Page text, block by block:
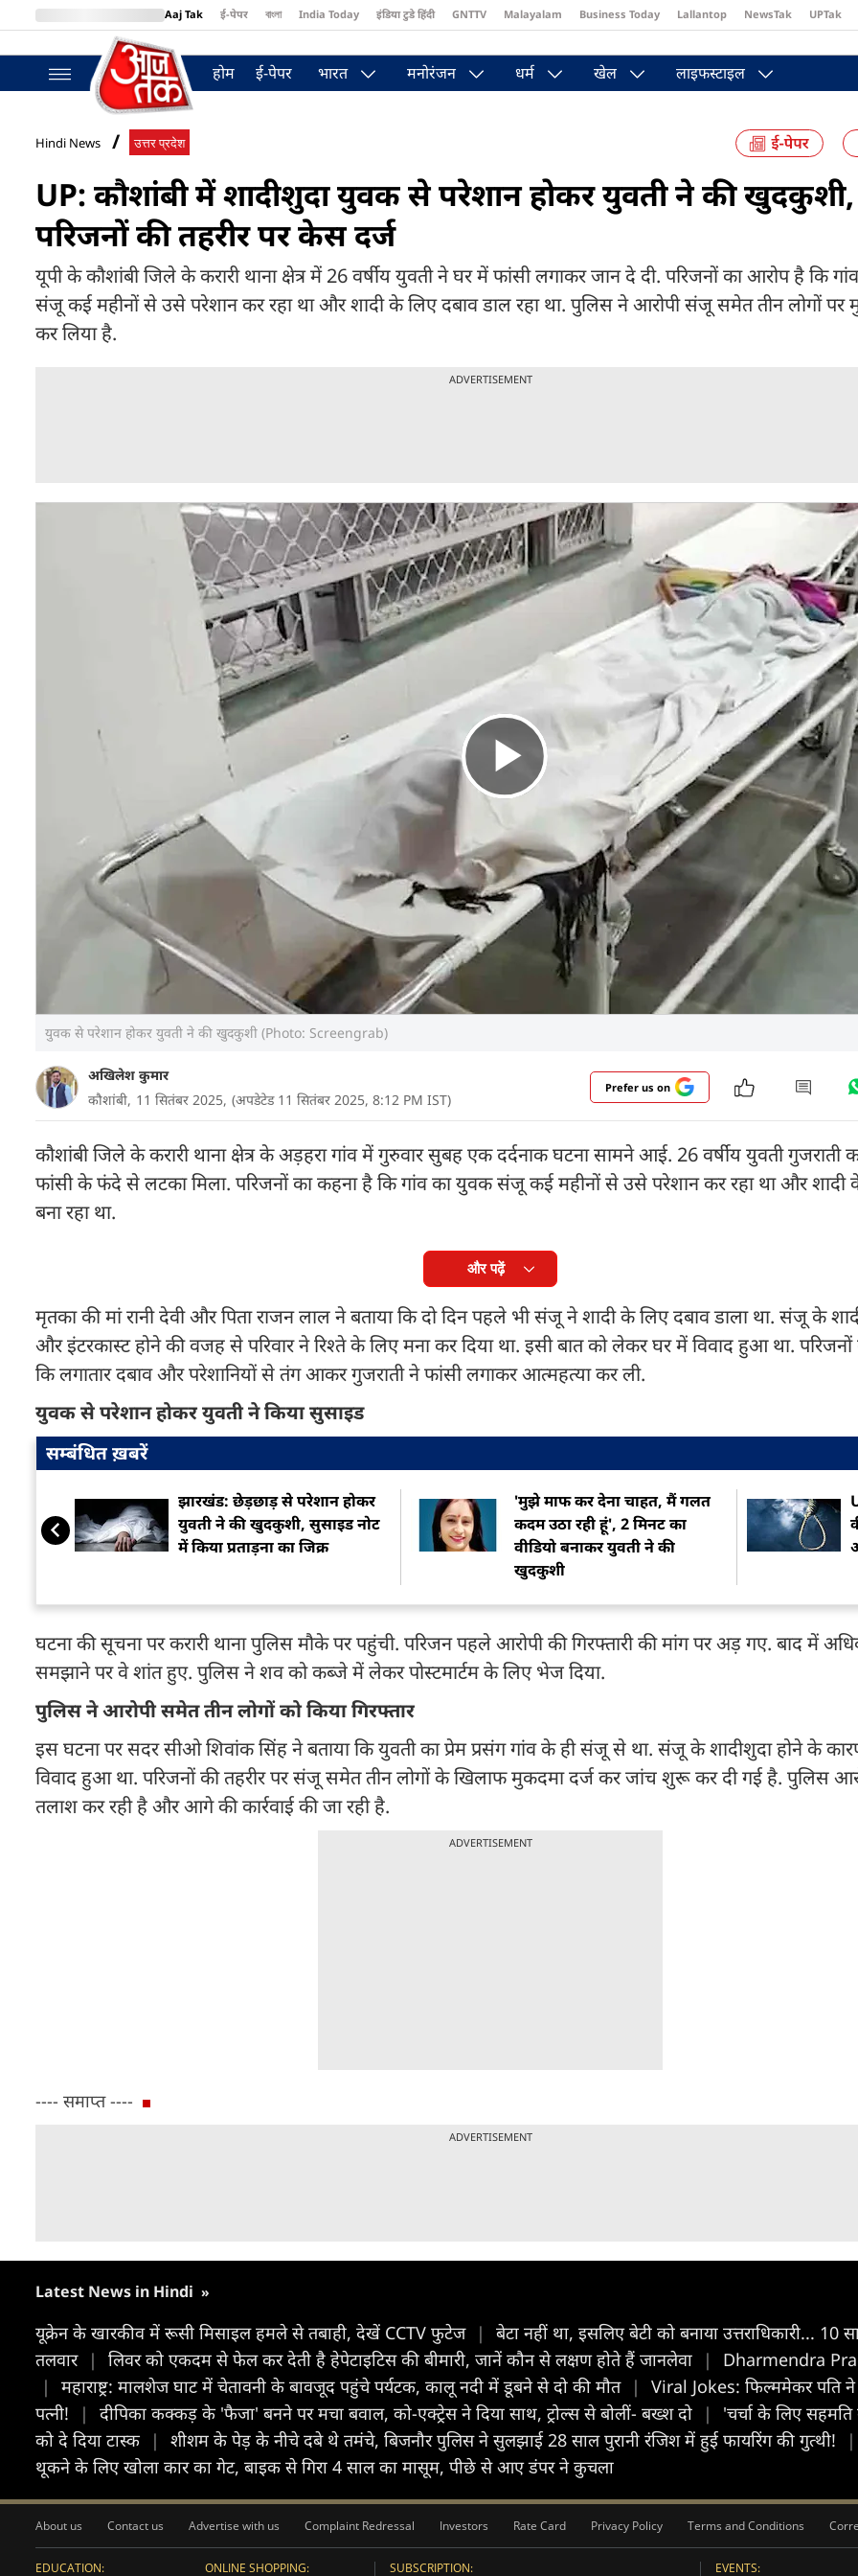
Aaj Tak ई-पेपर বাংলা India Today इंडिया टुडे हिंदी GNTTV Malayalam Business Today Lallantop NewsTak UPTak
BT Bazaar
होम ई-पेपर भारत मनोरंजन धर्म खेल लाइफस्टाइल
Hindi News उत्तर प्रदेश
UP: कौशांबी में शादीशुदा युवक से परेशान होकर युवती ने की खुदकुशी,
परिजनों की तहरीर पर केस दर्ज
यूपी के कौशांबी जिले के करारी थाना क्षेत्र में 26 वर्षीय युवती ने घर में फांसी लगाकर जान दे दी. परिजनों का आरोप है कि
संजू कई महीनों से उसे परेशान कर रहा था और शादी के लिए दबाव डाल रहा था. पुलिस ने आरोपी संजू समेत तीन लोगों पर
कर लिया है.
ADVERTISEMENT
युवक से परेशान होकर युवती ने की खुदकुशी (Photo: Screengrab)
अखिलेश कुमार
कौशांबी, 11 सितंबर 2025, (अपडेटेड 11 सितंबर 2025, 8:12 PM IST)
Prefer us on
कौशांबी जिले के करारी थाना क्षेत्र के अड़हरा गांव में गुरुवार सुबह एक दर्दनाक घटना सामने आई. 26 वर्षीय युवती गुजराती
फांसी के फंदे से लटका मिला. परिजनों का कहना है कि गांव का युवक संजू कई महीनों से उसे परेशान कर रहा था और शादी
बना रहा था.
और पढ़ें
मृतका की मां रानी देवी और पिता राजन लाल ने बताया कि दो दिन पहले भी संजू ने शादी के लिए दबाव डाला था. संजू के
और इंटरकास्ट होने की वजह से परिवार ने रिश्ते के लिए मना कर दिया था. इसी बात को लेकर घर में विवाद हुआ था.
कि लगातार दबाव और परेशानियों से तंग आकर गुजराती ने फांसी लगाकर आत्महत्या कर ली.
युवक से परेशान होकर युवती ने किया सुसाइड
सम्बंधित ख़बरें
झारखंड: छेड़छाड़ से परेशान होकर
युवती ने की खुदकुशी, सुसाइड नोट
में किया प्रताड़ना का जिक्र
'मुझे माफ कर देना चाहत, मैं गलत
कदम उठा रही हूं', 2 मिनट का
वीडियो बनाकर युवती ने की
खुदकुशी
घटना की सूचना पर करारी थाना पुलिस मौके पर पहुंची. परिजन पहले आरोपी की गिरफ्तारी की मांग पर अड़ गए. बाद में
समझाने पर वे शांत हुए. पुलिस ने शव को कब्जे में लेकर पोस्टमार्टम के लिए भेज दिया.
पुलिस ने आरोपी समेत तीन लोगों को किया गिरफ्तार
इस घटना पर सदर सीओ शिवांक सिंह ने बताया कि युवती का प्रेम प्रसंग गांव के ही संजू से था. संजू के शादीशुदा होने के
विवाद हुआ था. परिजनों की तहरीर पर संजू समेत तीन लोगों के खिलाफ मुकदमा दर्ज कर जांच शुरू कर दी गई है. पुलिस
तलाश कर रही है और आगे की कार्रवाई की जा रही है.
ADVERTISEMENT
---- समाप्त ----
ADVERTISEMENT
Latest News in Hindi »
यूक्रेन के खारकीव में रूसी मिसाइल हमले से तबाही, देखें CCTV फुटेज |
बेटा नहीं था, इसलिए बेटी को बनाया उत्तराधिकारी...
तलवार | लिवर को एकदम से फेल कर देती है हेपेटाइटिस की बीमारी, जानें कौन से लक्षण होते हैं जानलेवा |
Dharmendra
|
महाराष्ट्र: मालशेज घाट में चेतावनी के बावजूद पहुंचे पर्यटक, कालू नदी में डूबने से दो की मौत |
Viral Jokes: फिल्ममेकर पति ने
पत्नी!
| दीपिका कक्कड़ के 'फैजा' बनने पर मचा बवाल, को-एक्ट्रेस ने दिया साथ, ट्रोल्स से बोलीं- बख्श दो |
'चर्चा के लिए
को दे दिया टास्क
| शीशम के पेड़ के नीचे दबे थे तमंचे, बिजनौर पुलिस ने सुलझाई 28 साल पुरानी रंजिश में हुई फायरिंग की गुत्थी! |
थूकने के लिए खोला कार का गेट, बाइक से गिरा 4 साल का मासूम, पीछे से आए डंपर ने कुचला
About us Contact us Advertise with us Complaint Redressal Investors Rate Card Privacy Policy Terms and Conditions
EDUCATION: ONLINE SHOPPING: SUBSCRIPTION: EVENTS: